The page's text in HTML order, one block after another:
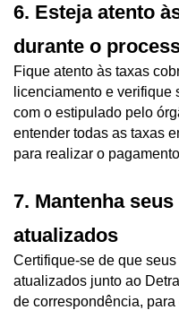
6. Esteja atento
durante o
Fique atento às taxas
licenciamento e
com o estipulado pelo
entender todas as taxas
para realizar o
7. Mantenha
atualizados
Certifique-se de que
atualizados junto ao
de correspondência,